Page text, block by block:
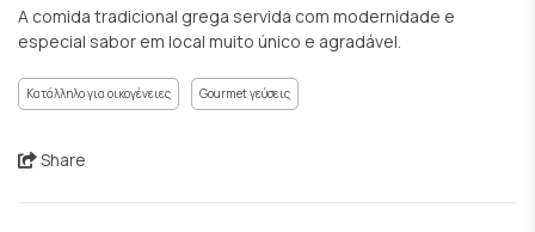
A comida tradicional grega servida com modernidade e
especial sabor em local muito único e agradável.
Κατάλληλο για οικογένειες Gourmet γεύσεις
Share